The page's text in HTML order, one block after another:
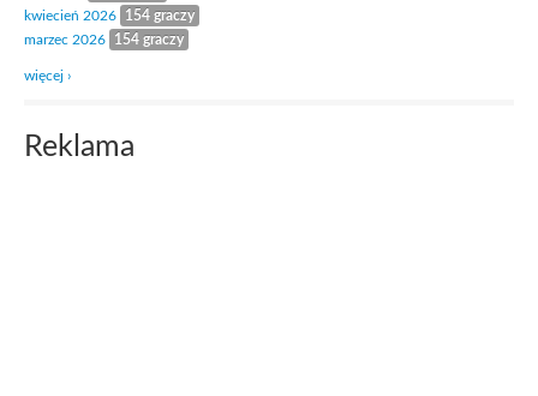
kwiecień 2026
154 graczy
marzec 2026
154 graczy
więcej ›
Reklama